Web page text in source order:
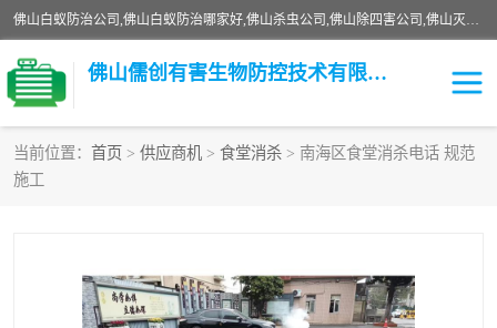
佛山白蚁防治公司,佛山白蚁防治哪家好,佛山杀虫公司,佛山除四害公司,佛山灭白蚁公司,佛山白蚁防治佛山儒创有害生物防治有限公司是一家佛山杀虫公司、佛山除四害公司、佛山灭白蚁公司、佛山白蚁防治公司，让您远离虫害困扰。要问佛山白蚁防治哪家好？佛山儒创有害生物防治有限公司全佛山、广州，正规公司，上门勘查，可靠，售后有保障。
佛山儒创有害生物防控技术有限公司
当前位置： 首页 > 供应商机 > 食堂消杀 > 南海区食堂消杀电话 规范
施工